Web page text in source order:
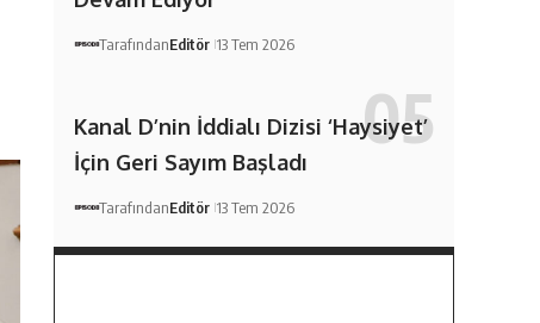
TarafındanEditör 13 Tem 2026
Kanal D’nin İddialı Dizisi ‘Haysiyet’
İçin Geri Sayım Başladı
TarafındanEditör 13 Tem 2026